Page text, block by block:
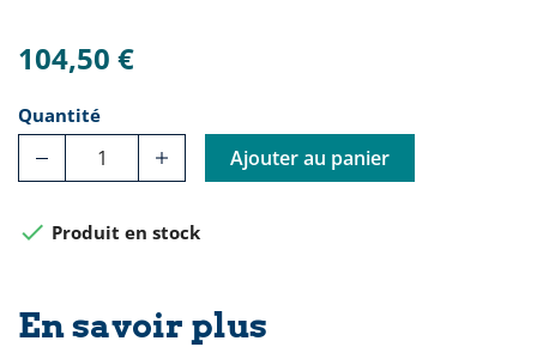
104,50 €
Quantité
Ajouter au panier
 Produit en stock
En savoir plus